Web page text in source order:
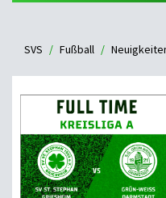
SVS Fußball